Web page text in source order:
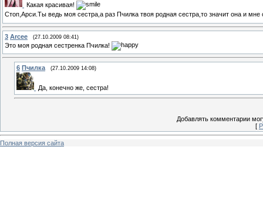
Какая красивая!
Стоп,Арси.Ты ведь моя сестра,а раз Пчилка твоя родная сестра,то значит она и мне
3 Arcee (27.10.2009 08:41)
Это моя родная сестренка Пчилка!
6 Пчилка (27.10.2009 14:08)
Да, конечно же, сестра!
Добавлять комментарии
[
Полная версия сайта